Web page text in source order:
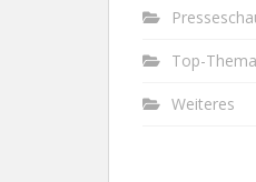
Top-Thema
Weiteres